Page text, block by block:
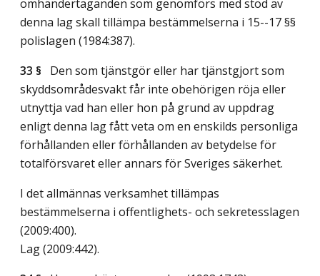
omhändertaganden som genomförs med stöd av
denna lag skall tillämpa bestämmelserna i 15--17 §§
polislagen (1984:387).
33 § Den som tjänstgör eller har tjänstgjort som
skyddsområdesvakt får inte obehörigen röja eller
utnyttja vad han eller hon på grund av uppdrag
enligt denna lag fått veta om en enskilds personliga
förhållanden eller förhållanden av betydelse för
totalförsvaret eller annars för Sveriges säkerhet.
I det allmännas verksamhet tillämpas
bestämmelserna i offentlighets- och sekretesslagen
(2009:400).
Lag (2009:442).